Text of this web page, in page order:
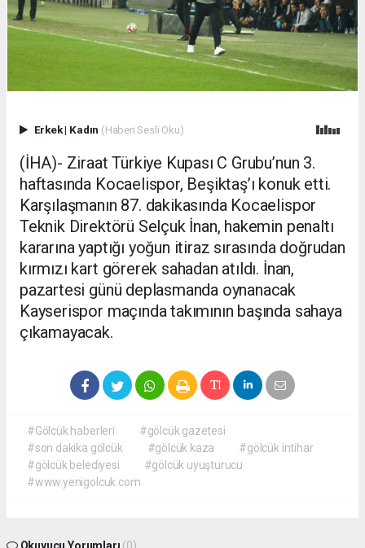
Erkek| Kadın (Haberi Sesli Oku)
(İHA)- Ziraat Türkiye Kupası C Grubu’nun 3.
haftasında Kocaelispor, Beşiktaş’ı konuk etti.
Karşılaşmanın 87. dakikasında Kocaelispor
Teknik Direktörü Selçuk İnan, hakemin penaltı
kararına yaptığı yoğun itiraz sırasında doğrudan
kırmızı kart görerek sahadan atıldı. İnan,
pazartesi günü deplasmanda oynanacak
Kayserispor maçında takımının başında sahaya
çıkamayacak.
#Gölcük haberleri
#gölcük gazetesi
#son dakika gölcük
#gölcük kaza
#gölcük intihar
#gölcük belediyesi
#gölcük uyuşturucu
#www.yenigolcuk.com